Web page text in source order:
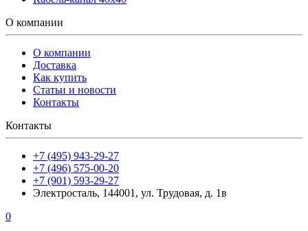
О компании
О компании
Доставка
Как купить
Статьи и новости
Контакты
Контакты
+7 (495) 943-29-27
+7 (496) 575-00-20
+7 (901) 593-29-27
Электросталь, 144001, ул. Трудовая, д. 1в
0